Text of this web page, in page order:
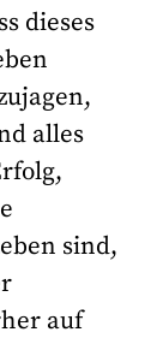
dieses
alles
sind,
auf